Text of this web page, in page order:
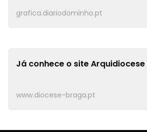
grafica.diariodominho.pt
Já conhece o site
www.diocese-braga.pt